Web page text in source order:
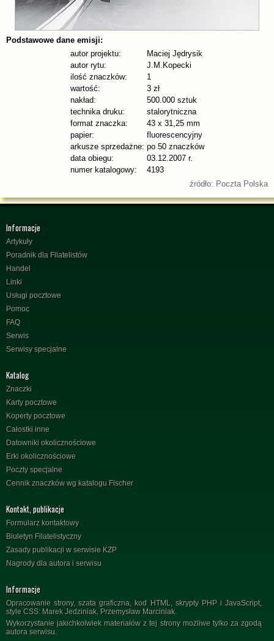
Podstawowe dane emisji:
autor projektu:
Maciej Jędrysik
autor rytu:
J.M.Kopecki
ilość znaczków:
1
wartość:
3 zł
nakład:
500.000 sztuk
technika druku:
stalorytniczna
format znaczka:
43 x 31,25 mm
papier:
fluorescencyjny
arkusze sprzedażne: po 50 znaczków
data obiegu:
03.12.2007 r.
numer katalogowy:
4193
źródło: Poczta Polska
Informacje
Artykuły
Poradnik dla Filatelistów
Handel
Linki
Usługi pocztowe
Pomoc
FAQ
Serwis
Serwisy specjalne
Katalog
Znaczki
Karty pocztowe
Koperty pocztowe
Całostki inne
Datowniki okolicznościowe
Erki okolicznościowe
Poczty specjalne
Cennik znaczków wg katalogu Fischer
Kontakt, publikacje
Formularz kontaktowy
Biuletyn Filatelistyczny
Zasady publikacji w serwisie KZP
Nagrody dla autora i serwisu
Informacje
Opracowanie strony, szata graficzna, kod HTML, skrypty PHP i JavaScript,
style CSS: Marek Jedziniak, Przemysław Marciniak.
Wykorzystanie jakichkolwiek materiałów z tej strony możliwe tylko za zgodą
autora serwisu.